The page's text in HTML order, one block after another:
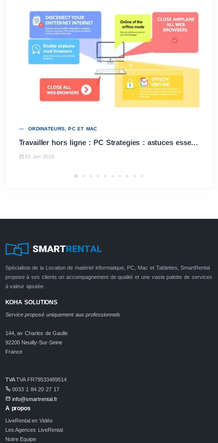
ORDINATEURS, PC ET MAC
Travailler hors ligne : PC Strategies : astuces essentielles
22 Jun 2026
Spécialiste de la Location de matériel informatique, PC, Mac et Tablettes, SmartRental
propose à ses clients un accompagnement de qualité et une vaste palette de services
à valeur ajoutée.
KOHA SOLUTIONS
Service proposé uniquement aux professionnels
144, av Charles de Gaulle
92200 Neuilly-Sur-Seine
France
TVATVA FR79533489514
0033 1 84 20 27 17
info@smartrental.fr
A propos
LiveRental en Vidéo
Les Agences LiveRental
Notre Equipe